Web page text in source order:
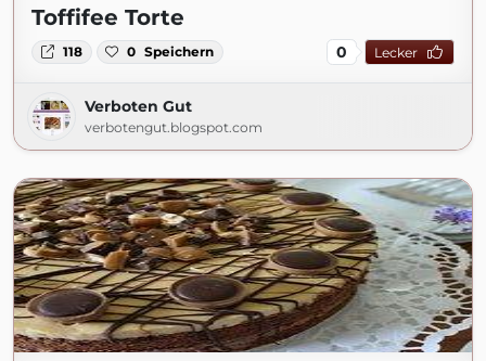
Toffifee Torte
118 0 Speichern 0 Lecker
Verboten Gut
verbotengut.blogspot.com